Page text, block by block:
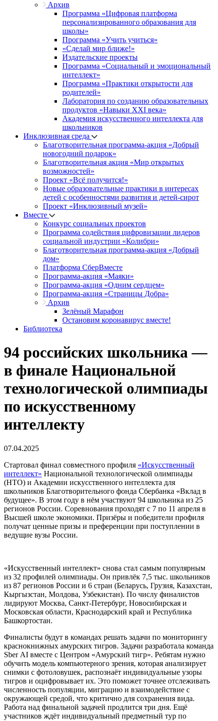
Архив
Программа «Цифровая платформа
персонализированного образования для
школы»
Программа «Учить учиться»
«Сделай мир ближе!»
Издательские проекты
Программа «Социальный и эмоциональный
интеллект»
Программа «Практики открытости для
родителей»
Лаборатория по созданию образовательных
продуктов «Навыки XXI века»
Академия искусственного интеллекта для
школьников
Инклюзивная среда
Благотворительная программа-акция «Добрый
новогодний подарок»
Благотворительная акция «Мир открытых
возможностей»
Проект «Всё получится!»
Новые образовательные практики в интересах
детей с особенностями развития и детей-сирот
Проект «Инклюзивный музей»
Вместе
Конкурс социальных проектов
Программа содействия цифровизации лидеров
социальной индустрии «Колибри»
Благотворительная программа-акция «Добрый
дом»
Платформа СберВместе
Программа-акция «Маяки»
Программа-акция «Одним сердцем»
Программа-акция «Страницы Добра»
Архив
Зелёный Марафон
Остановим коронавирус вместе!
Библиотека
94 российских школьника —
в финале Национальной
технологической олимпиады
по искусственному
интеллекту
07.04.2025
Стартовал финал совместного профиля «Искусственный
интеллект» Национальной технологической олимпиады
(НТО) и Академии искусственного интеллекта для
школьников Благотворительного фонда Сбербанка «Вклад в
будущее». В этом году в нём участвуют 94 школьника из 25
регионов России. Соревнования проходят с 7 по 11 апреля в
Высшей школе экономики. Призёры и победители профиля
получат ценные призы и преференции при поступлении в
ведущие вузы России.
«Искусственный интеллект» снова стал самым популярным
из 32 профилей олимпиады. Он привлёк 7,5 тыс. школьников
из 87 регионов России и 6 стран (Беларусь, Грузия, Казахстан,
Кыргызстан, Молдова, Узбекистан). По числу финалистов
лидируют Москва, Санкт-Петербург, Новосибирская и
Московская области, Краснодарский край и Республика
Башкортостан.
Финалисты будут в командах решать задачи по мониторингу
краснокнижных амурских тигров. Задачи разработала команда
Sber AI вместе с Центром «Амурский тигр». Ребятам нужно
обучить модель компьютерного зрения, которая анализирует
снимки с фотоловушек, распознаёт индивидуальные узоры
тигров и оцифровывает их. Это поможет точнее отслеживать
численность популяции, миграцию и взаимодействие с
окружающей средой, что критично для сохранения вида.
Работа над финальной задачей продлится три дня. Ещё
участников ждёт индивидуальный предметный тур по